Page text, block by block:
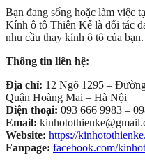
Bạn đang sống hoặc làm việc
Kính ô tô Thiên Kế là đối tác
nhu cầu thay kính ô tô của bạn.
Thông tin liên hệ:
Địa chỉ: 12 Ngõ 1295 –
Quận Hoàng Mai – Hà Nội
Điện thoại: 093 666 9983 –
Email:
Website: https://
Fanpage: facebook.com/